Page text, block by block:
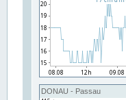
DONAU - Passau